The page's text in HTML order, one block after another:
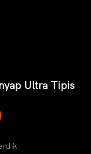
Ultra Tipis